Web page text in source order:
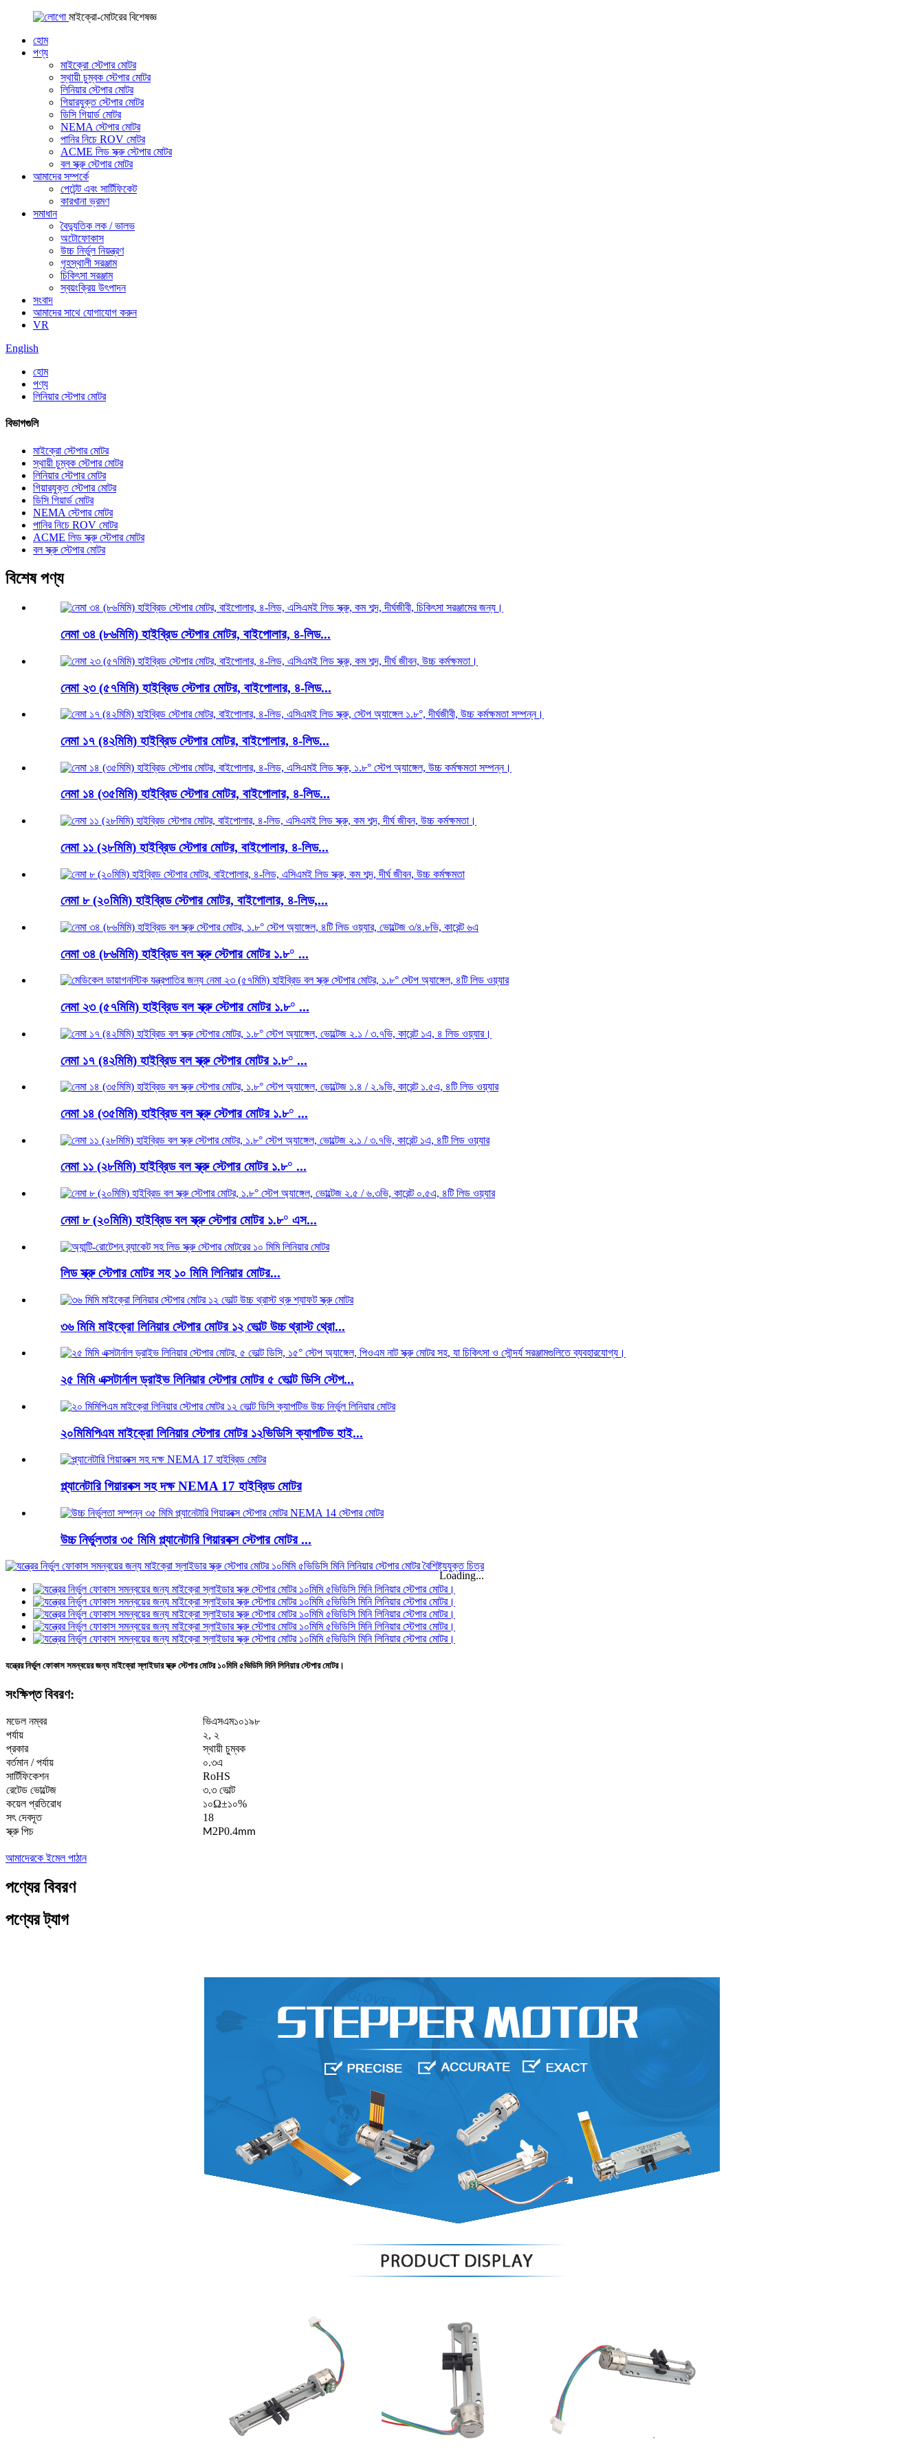
মাইক্রো-মোটরের বিশেষজ্ঞ
হোম
পণ্য
মাইক্রো স্টেপার মোটর
স্থায়ী চুম্বক স্টেপার মোটর
লিনিয়ার স্টেপার মোটর
গিয়ারযুক্ত স্টেপার মোটর
ডিসি গিয়ার্ড মোটর
NEMA স্টেপার মোটর
পানির নিচে ROV মোটর
ACME লিড স্ক্রু স্টেপার মোটর
বল স্ক্রু স্টেপার মোটর
আমাদের সম্পর্কে
পেটেন্ট এবং সার্টিফিকেট
কারখানা ভ্রমণ
সমাধান
বৈদ্যুতিক লক / ভালভ
অটোফোকাস
উচ্চ নির্ভুল নিয়ন্ত্রণ
গৃহস্থালী সরঞ্জাম
চিকিৎসা সরঞ্জাম
স্বয়ংক্রিয় উৎপাদন
সংবাদ
আমাদের সাথে যোগাযোগ করুন
VR
English
হোম
পণ্য
লিনিয়ার স্টেপার মোটর
বিভাগগুলি
মাইক্রো স্টেপার মোটর
স্থায়ী চুম্বক স্টেপার মোটর
লিনিয়ার স্টেপার মোটর
গিয়ারযুক্ত স্টেপার মোটর
ডিসি গিয়ার্ড মোটর
NEMA স্টেপার মোটর
পানির নিচে ROV মোটর
ACME লিড স্ক্রু স্টেপার মোটর
বল স্ক্রু স্টেপার মোটর
বিশেষ পণ্য
নেমা ৩৪ (৮৬মিমি) হাইব্রিড স্টেপার মোটর, বাইপোলার, ৪-লিড...
নেমা ২৩ (৫৭মিমি) হাইব্রিড স্টেপার মোটর, বাইপোলার, ৪-লিড...
নেমা ১৭ (৪২মিমি) হাইব্রিড স্টেপার মোটর, বাইপোলার, ৪-লিড...
নেমা ১৪ (৩৫মিমি) হাইব্রিড স্টেপার মোটর, বাইপোলার, ৪-লিড...
নেমা ১১ (২৮মিমি) হাইব্রিড স্টেপার মোটর, বাইপোলার, ৪-লিড...
নেমা ৮ (২০মিমি) হাইব্রিড স্টেপার মোটর, বাইপোলার, ৪-লিড,...
নেমা ৩৪ (৮৬মিমি) হাইব্রিড বল স্ক্রু স্টেপার মোটর ১.৮° ...
নেমা ২৩ (৫৭মিমি) হাইব্রিড বল স্ক্রু স্টেপার মোটর ১.৮° ...
নেমা ১৭ (৪২মিমি) হাইব্রিড বল স্ক্রু স্টেপার মোটর ১.৮° ...
নেমা ১৪ (৩৫মিমি) হাইব্রিড বল স্ক্রু স্টেপার মোটর ১.৮° ...
নেমা ১১ (২৮মিমি) হাইব্রিড বল স্ক্রু স্টেপার মোটর ১.৮° ...
নেমা ৮ (২০মিমি) হাইব্রিড বল স্ক্রু স্টেপার মোটর ১.৮° এস...
লিড স্ক্রু স্টেপার মোটর সহ ১০ মিমি লিনিয়ার মোটর...
৩৬ মিমি মাইক্রো লিনিয়ার স্টেপার মোটর ১২ ভোল্ট উচ্চ থ্রাস্ট থ্রো...
২৫ মিমি এক্সটার্নাল ড্রাইভ লিনিয়ার স্টেপার মোটর ৫ ভোল্ট ডিসি স্টেপ...
২০মিমিপিএম মাইক্রো লিনিয়ার স্টেপার মোটর ১২ভিডিসি ক্যাপটিভ হাই...
প্ল্যানেটারি গিয়ারবক্স সহ দক্ষ NEMA 17 হাইব্রিড মোটর
উচ্চ নির্ভুলতার ৩৫ মিমি প্ল্যানেটারি গিয়ারবক্স স্টেপার মোটর ...
Loading...
যন্ত্রের নির্ভুল ফোকাস সমন্বয়ের জন্য মাইক্রো স্লাইডার স্ক্রু স্টেপার মোটর ১০মিমি ৫ভিডিসি মিনি লিনিয়ার স্টেপার মোটর।
সংক্ষিপ্ত বিবরণ:
মডেল নম্বর
ভিএসএম১০১৯৮
পর্যায়
২, ২
প্রকার
স্থায়ী চুম্বক
বর্তমান / পর্যায়
০.৩এ
সার্টিফিকেশন
RoHS
রেটেড ভোল্টেজ
৩.৩ ভোল্ট
কয়েল প্রতিরোধ
১০Ω±১০%
সৎ দেবদূত
18
স্ক্রু পিচ
M2P0.4mm
আমাদেরকে ইমেল পাঠান
পণ্যের বিবরণ
পণ্যের ট্যাগ